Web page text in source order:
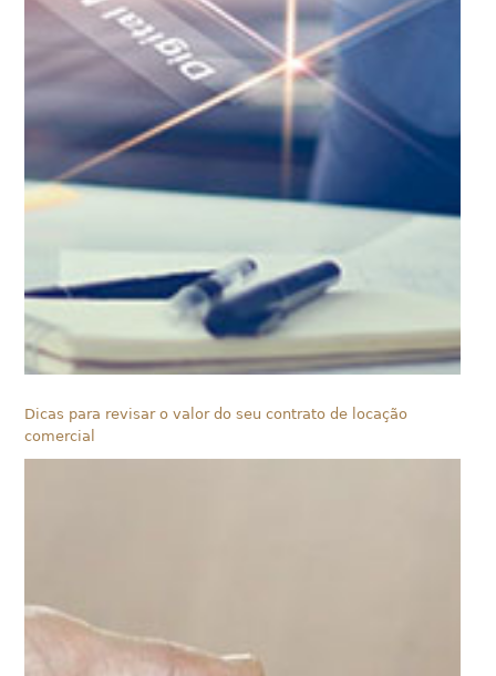
Dicas para revisar o valor do seu contrato de locação
comercial